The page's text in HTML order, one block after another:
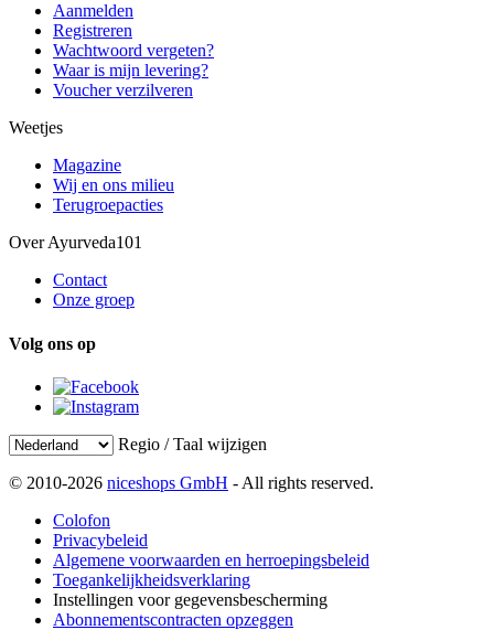
Aanmelden
Registreren
Wachtwoord vergeten?
Waar is mijn levering?
Voucher verzilveren
Weetjes
Magazine
Wij en ons milieu
Terugroepacties
Over Ayurveda101
Contact
Onze groep
Volg ons op
Regio / Taal wijzigen
© 2010-2026 niceshops GmbH - All rights reserved.
Colofon
Privacybeleid
Algemene voorwaarden en herroepingsbeleid
Toegankelijkheidsverklaring
Instellingen voor gegevensbescherming
Abonnementscontracten opzeggen